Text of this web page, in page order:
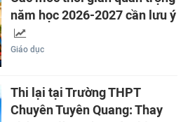
năm học 2026-2027 cần lưu ý
Giáo dục
Thi lại tại Trường THPT
Chuyên Tuyên Quang: Thay